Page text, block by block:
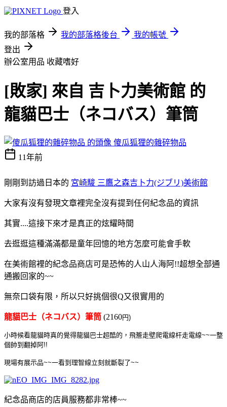
登入
我的部落格 我的部落格後台
我的帳號
登出
辦公室用品 收藏嗜好
[敗家] 來自 吉卜力美術館 的
龍貓巴士（ネコバス）筆筒
傻瓜狐狸的雜碎物品
11年前
剛剛到訪過日本的 宮崎駿 三鷹之森吉卜力(ジブリ)美術館
大家有沒有發現文章裡完全沒有提到任何紀念品的資訊
其實....這接下來才是真正的炫耀時間
去逛逛這種滿滿都是童年回憶的地方怎麼可能會手軟
在美術館裡的紀念品商店可是恐怖的人山人海阿!!超想全部通
通搬回家的~~
無奈口袋有限，所以只好挑個很Q又很實用的
龍貓巴士（ネコバス）筆筒 (2160円)
小時候看龍貓時真的覺得龍貓巴士超酷的，飛簷走壁爬電線杆走電線~~一整
個帥到翻掉阿!!
現場有展示品~~一看到理智線立刻就斷裂了~~
紀念品商店的店員服務都非常棒~~